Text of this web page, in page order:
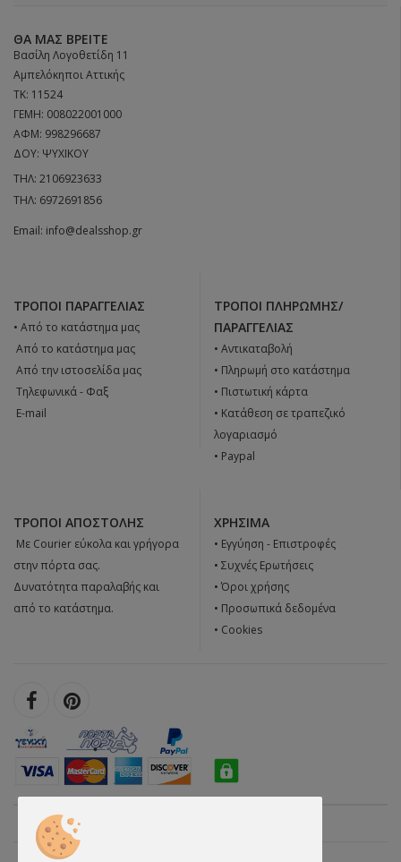
ΘΑ ΜΑΣ ΒΡΕΊΤΕ
Βασίλη Λογοθετίδη 11
Αμπελόκηποι Αττικής
ΤΚ: 11524
ΓΕΜΗ: 008022001000
ΑΦΜ: 998296687
ΔΟΥ: ΨΥΧΙΚΟΥ
ΤΗΛ: 2106923633
ΤΗΛ: 6972691856
Email: info@dealsshop.gr
ΤΡΌΠΟΙ ΠΑΡΑΓΓΕΛΊΑΣ
• Από το κατάστημα μας
 Από το κατάστημα μας
 Από την ιστοσελίδα μας
 Tηλεφωνικά - Φαξ
 E-mail
ΤΡΌΠΟΙ ΠΛΗΡΩΜΉΣ/
ΠΑΡΑΓΓΕΛΊΑΣ
• Αντικαταβολή
• Πληρωμή στο κατάστημα
• Πιστωτική κάρτα
• Κατάθεση σε τραπεζικό
λογαριασμό
• Paypal
ΤΡΌΠΟΙ ΑΠΟΣΤΟΛΉΣ
 Με Courier εύκολα και γρήγορα
στην πόρτα σας.
Δυνατότητα παραλαβής και
από το κατάστημα.
ΧΡΉΣΙΜΑ
• Εγγύηση - Επιστροφές
• Συχνές Ερωτήσεις
• Όροι χρήσης
• Προσωπικά δεδομένα
• Cookies